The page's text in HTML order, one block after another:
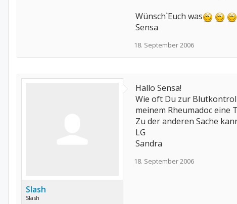
Wünsch`Euch was
Sensa
18. September 2006
Slash
Slash
Hallo Sensa!
Wie oft Du zur
meinem Rheumadoc eine
Zu der anderen Sache
LG
Sandra
18. September 2006